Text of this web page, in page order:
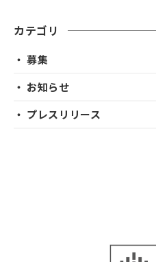
カテゴリ
・ 募集
・ お知らせ
・ プレスリリース